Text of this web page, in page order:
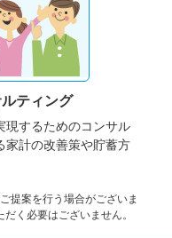
ティング
現するためのコンサル
家計の改善策や貯蓄方
提案を行う場合がございま
く必要はございません。